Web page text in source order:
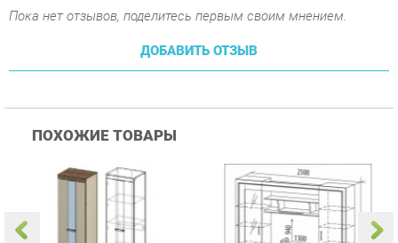
Купить
Гостиная Стиль
Атлантида-2 Венге-дуб
26 590 ₽ Купить
Гостиная Витра
Симфония 7.10
58 490 ₽